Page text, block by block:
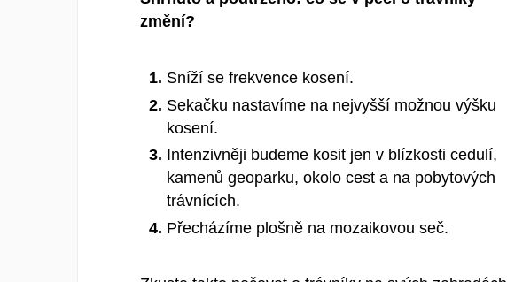
změní?
Sníží se frekvence kosení.
Sekačku nastavíme na nejvyšší možnou výšku
kosení.
Intenzivněji budeme kosit jen v blízkosti cedulí,
kamenů geoparku, okolo cest a na pobytových
trávnících.
Přecházíme plošně na mozaikovou seč.